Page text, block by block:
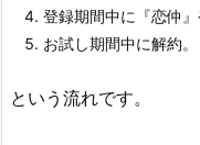
登録期間中に『恋仲
お試し期間中に解約。
という流れです。